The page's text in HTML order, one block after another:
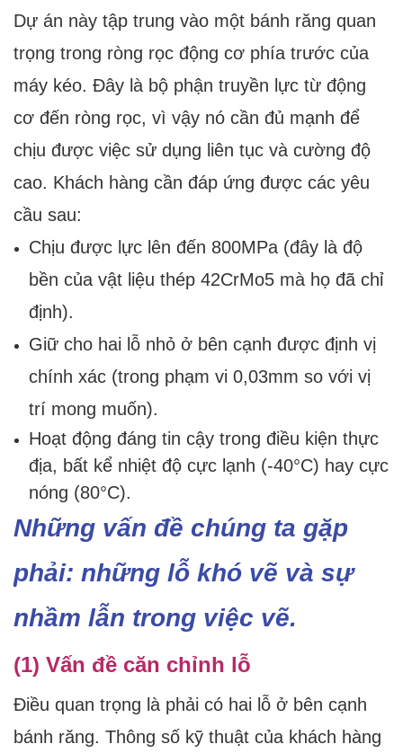
Dự án này tập trung vào một bánh răng quan
trọng trong ròng rọc động cơ phía trước của
máy kéo. Đây là bộ phận truyền lực từ động
cơ đến ròng rọc, vì vậy nó cần đủ mạnh để
chịu được việc sử dụng liên tục và cường độ
cao. Khách hàng cần đáp ứng được các yêu
cầu sau:
Chịu được lực lên đến 800MPa (đây là độ
bền của vật liệu thép 42CrMo5 mà họ đã chỉ
định).
Giữ cho hai lỗ nhỏ ở bên cạnh được định vị
chính xác (trong phạm vi 0,03mm so với vị
trí mong muốn).
Hoạt động đáng tin cậy trong điều kiện thực
địa, bất kể nhiệt độ cực lạnh (-40°C) hay cực
nóng (80°C).
Những vấn đề chúng ta gặp
phải: những lỗ khó vẽ và sự
nhầm lẫn trong việc vẽ.
(1) Vấn đề căn chỉnh lỗ
Điều quan trọng là phải có hai lỗ ở bên cạnh
bánh răng. Thông số kỹ thuật của khách hàng